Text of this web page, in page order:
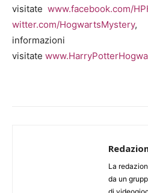
visitate www.facebook.com/
witter.com/HogwartsMystery,
informazioni
visitate
La
da un